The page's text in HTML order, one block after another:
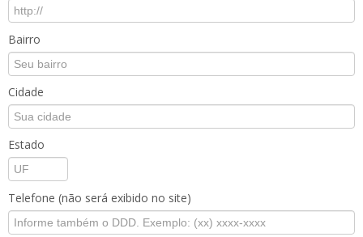
Bairro
Cidade
Estado
Telefone (não será exibido no site)